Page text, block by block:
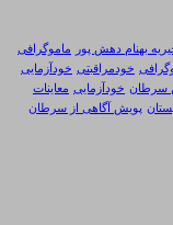
بهنام دهش پور
ماموگرافی
خودمراقبتی خودآزمایی
سرطان خودآزمایی معاینات
پویش آگاهی از سرطان